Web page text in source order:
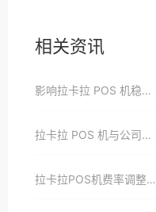
相关资讯
影响拉卡拉 POS 机稳定性的因素
拉卡拉 POS 机与公司业务系统的整合
拉卡拉POS机费率调整背后的逻辑，你明白吗？